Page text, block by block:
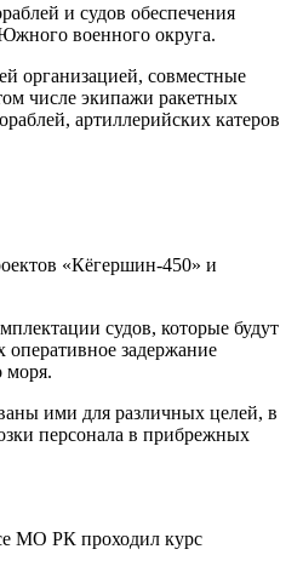
и судов обеспечения
военного округа.
организацией, совместные
числе экипажи ракетных
артиллерийских катеров
«Кёгершин-450» и
судов, которые будут
оперативное задержание
моря.
ими для различных целей, в
персонала в прибрежных
МО РК проходил курс